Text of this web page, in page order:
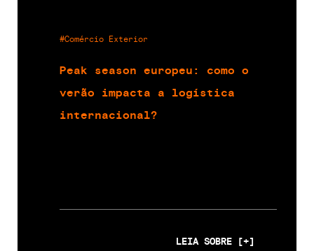
#Comércio Exterior
Peak season europeu: como o
verão impacta a logística
internacional?
LEIA SOBRE [+]